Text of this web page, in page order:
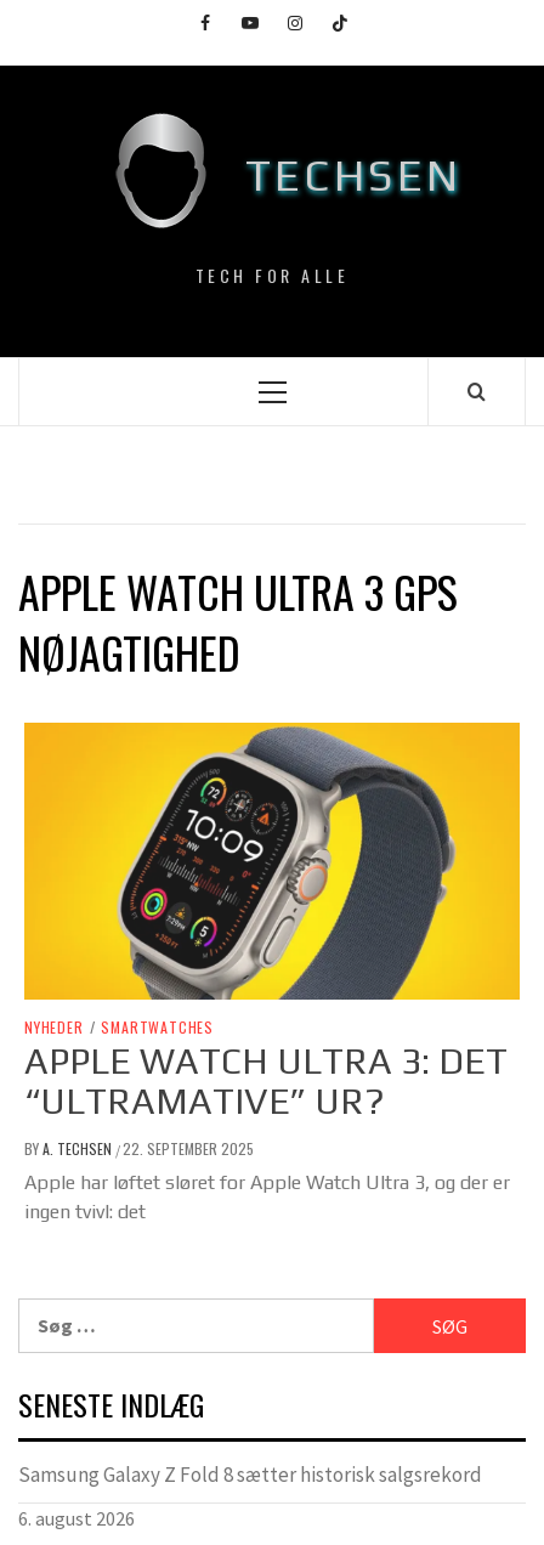
content
FacebookYouTubeInstagramTikTok
TECHSEN
TECH FOR ALLE
Primary
APPLE WATCH ULTRA 3 GPS
NØJAGTIGHED
NYHEDER / SMARTWATCHES
APPLE WATCH ULTRA 3: DET
“ULTRAMATIVE” UR?
BYA. TECHSEN /22. SEPTEMBER 2025
Apple har løftet sløret for Apple Watch Ultra 3, og der er
ingen tvivl: det
efter:
SENESTE INDLÆG
Samsung Galaxy Z Fold 8 sætter historisk salgsrekord
6. august 2026